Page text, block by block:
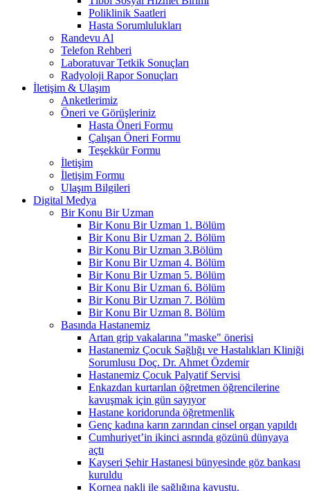
Poliklinik Saatleri
Hasta Sorumlulukları
Randevu Al
Telefon Rehberi
Laboratuvar Tetkik Sonuçları
Radyoloji Rapor Sonuçları
İletişim & Ulaşım
Anketlerimiz
Öneri ve Görüşleriniz
Hasta Öneri Formu
Çalışan Öneri Formu
Teşekkür Formu
İletişim
İletişim Formu
Ulaşım Bilgileri
Digital Medya
Bir Konu Bir Uzman
Bir Konu Bir Uzman 1. Bölüm
Bir Konu Bir Uzman 2. Bölüm
Bir Konu Bir Uzman 3.Bölüm
Bir Konu Bir Uzman 4. Bölüm
Bir Konu Bir Uzman 5. Bölüm
Bir Konu Bir Uzman 6. Bölüm
Bir Konu Bir Uzman 7. Bölüm
Bir Konu Bir Uzman 8. Bölüm
Basında Hastanemiz
Artan grip vakalarına "maske" önerisi
Hastanemiz Çocuk Sağlığı ve Hastalıkları Kliniği
Sorumlusu Doç. Dr. Ahmet Özdemir
Hastanemiz Çocuk Palyatif Servisi
Enkazdan kurtarılan öğretmen öğrencilerine
kavuşmak için gün sayıyor
Hastane koridorunda öğretmenlik
Genç kadına karın zarından cinsel organ yapıldı
Cumhuriyet’in ikinci asrında gözünü dünyaya
açtı
Kayseri Şehir Hastanesi bünyesinde göz bankası
kuruldu
Kornea nakli ile sağlığına kavuştu.